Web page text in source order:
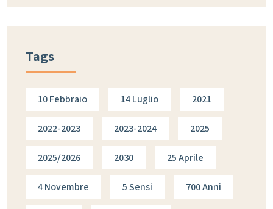
Tags
10 Febbraio 14 Luglio 2021
2022-2023 2023-2024 2025
2025/2026 2030 25 Aprile
4 Novembre 5 Sensi 700 Anni